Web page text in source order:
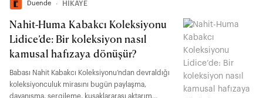
Duende ∙ HİKAYE
Nahit-Huma Kabakcı Koleksiyonu
Lidice’de: Bir koleksiyon nasıl
kamusal hafızaya dönüşür?
Babası Nahit Kabakcı Koleksiyonu’ndan devraldığı
koleksiyonculuk mirasını bugün paylaşma,
dayanışma, sergileme, kuşaklararası aktarım